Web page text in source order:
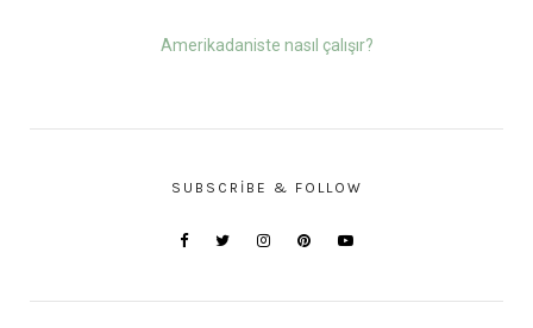
Amerikadaniste nasıl çalışır?
SUBSCRIBE & FOLLOW